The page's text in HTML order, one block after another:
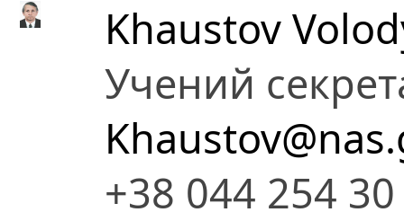
Khaustov
Учений
+38 044 254